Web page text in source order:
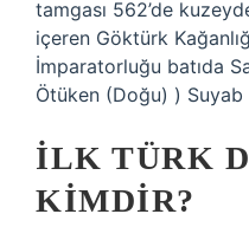
tamgası 562’de
içeren Göktürk
İmparatorluğu batıda
Ötüken (Doğu) ) Suyab
İLK TÜRK
KIMDIR?